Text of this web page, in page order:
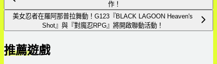
作！
美女忍者在羅阿那普拉舞動！G123『BLACK LAGOON Heaven's
Shot』與『對魔忍RPG』將開啟聯動活動！
推薦遊戲